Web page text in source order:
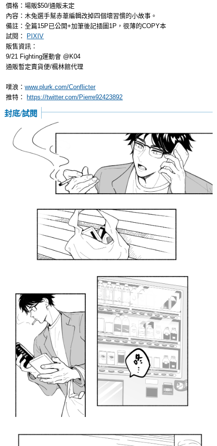
價格：場販$50/通販未定
內容：木兔選手幫赤葦編輯改掉四個壞習慣的小故事。
備註：全篇15P已公開+加筆後記插圖1P，很薄的COPY本
試閱：
PIXIV
販售資訊：
9/21 Fighting運動會 @K04
通販暫定賣貨便/楓林館代理
噗浪：www.plurk.com/Conflicter
推特：
https://twitter.com/Pierre92423892
封底/試閱